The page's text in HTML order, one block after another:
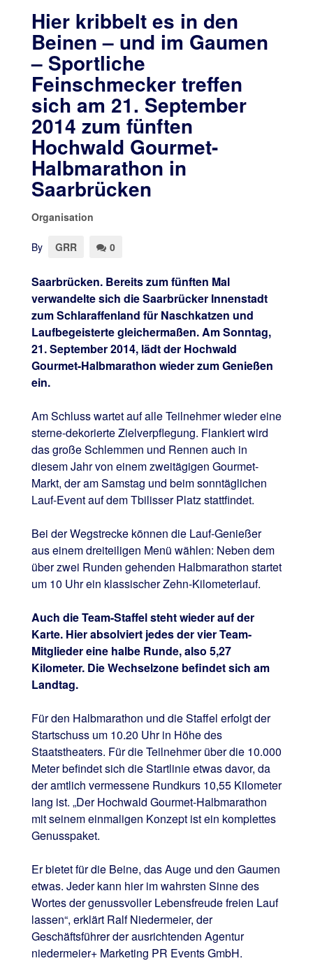
Hier kribbelt es in den
Beinen – und im Gaumen
– Sportliche
Feinschmecker treffen
sich am 21. September
2014 zum fünften
Hochwald Gourmet-
Halbmarathon in
Saarbrücken
Organisation
By GRR 0
Saarbrücken. Bereits zum fünften Mal
verwandelte sich die Saarbrücker Innenstadt
zum Schlaraffenland für Naschkatzen und
Laufbegeisterte gleichermaßen. Am Sonntag,
21. September 2014, lädt der Hochwald
Gourmet-Halbmarathon wieder zum Genießen
ein.
Am Schluss wartet auf alle Teilnehmer wieder eine
sterne-dekorierte Zielverpflegung. Flankiert wird
das große Schlemmen und Rennen auch in
diesem Jahr von einem zweitägigen Gourmet-
Markt, der am Samstag und beim sonntäglichen
Lauf-Event auf dem Tbilisser Platz stattfindet.
Bei der Wegstrecke können die Lauf-Genießer
aus einem dreiteiligen Menü wählen: Neben dem
über zwei Runden gehenden Halbmarathon startet
um 10 Uhr ein klassischer Zehn-Kilometerlauf.
Auch die Team-Staffel steht wieder auf der
Karte. Hier absolviert jedes der vier Team-
Mitglieder eine halbe Runde, also 5,27
Kilometer. Die Wechselzone befindet sich am
Landtag.
Für den Halbmarathon und die Staffel erfolgt der
Startschuss um 10.20 Uhr in Höhe des
Staatstheaters. Für die Teilnehmer über die 10.000
Meter befindet sich die Startlinie etwas davor, da
der amtlich vermessene Rundkurs 10,55 Kilometer
lang ist. „Der Hochwald Gourmet-Halbmarathon
mit seinem einmaligen Konzept ist ein komplettes
Genusspaket.
Er bietet für die Beine, das Auge und den Gaumen
etwas. Jeder kann hier im wahrsten Sinne des
Wortes der genussvoller Lebensfreude freien Lauf
lassen“, erklärt Ralf Niedermeier, der
Geschäftsführer der ausrichtenden Agentur
niedermeier+ Marketing PR Events GmbH.